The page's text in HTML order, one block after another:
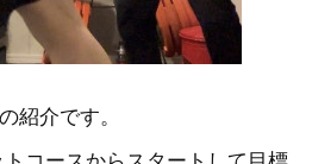
紹介です。